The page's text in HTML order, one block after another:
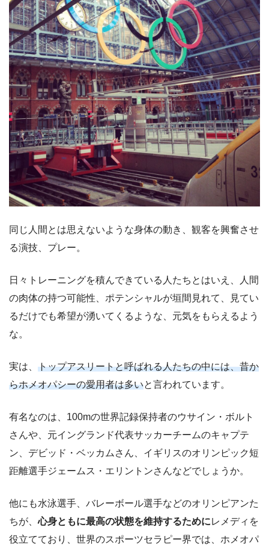
同じ人間とは思えないような身体の動き、観客を興奮させ
る演技、プレー。
日々トレーニングを積んできている人たちとはいえ、人間
の肉体の持つ可能性、ポテンシャルが垣間見れて、見てい
るだけでも希望が湧いてくるような、元気をもらえるよう
な。
実は、 トップアスリートと呼ばれる人たちの中には、昔か
らホメオパシーの愛用者は多いと言われています。
有名なのは、100mの世界記録保持者のウサイン・ボルト
さんや、元イングランド代表サッカーチームのキャプテ
ン、デビッド・ベッカムさん、イギリスのオリンピック短
距離選手ジェームス・エリントンさんなどでしょうか。
他にも水泳選手、バレーボール選手などのオリンピアンた
ちが、心身ともに最高の状態を維持するためにレメディを
役立てており、世界のスポーツセラピー界では、ホメオパ